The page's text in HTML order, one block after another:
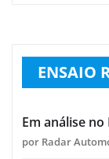
ENSAIO
Em análise
por Radar